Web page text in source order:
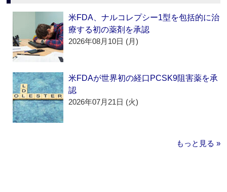
米FDA、ナルコレプシー1型を包括的に治
療する初の薬剤を承認
2026年08月10日 (月)
米FDAが世界初の経口PCSK9阻害薬を承
認
2026年07月21日 (火)
もっと見る »